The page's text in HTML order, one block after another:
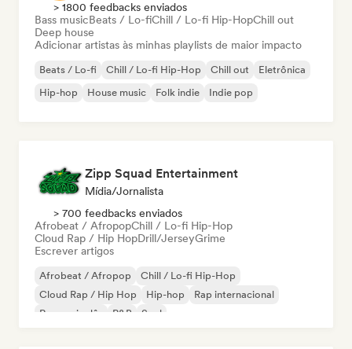
> 1800 feedbacks enviados
Bass musicBeats / Lo-fiChill / Lo-fi Hip-HopChill out
Deep house
Adicionar artistas às minhas playlists de maior impacto
Beats / Lo-fi Chill / Lo-fi Hip-Hop Chill out
Eletrônica
Hip-hop
House music Folk indie Indie pop
Zipp Squad Entertainment
Mídia/Jornalista
> 700 feedbacks enviados
Afrobeat / AfropopChill / Lo-fi Hip-Hop
Cloud Rap / Hip HopDrill/JerseyGrime
Escrever artigos
Afrobeat / Afropop
Chill / Lo-fi Hip-Hop
Cloud Rap / Hip Hop
Hip-hop
Rap internacional
Rap em inglês
R&B Soul